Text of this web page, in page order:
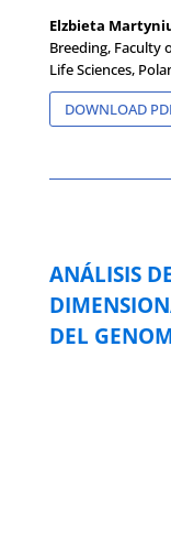
Elzbieta
Breeding, Faculty
Life Sciences,
DOWNLOAD
ANÁLISIS
DEL